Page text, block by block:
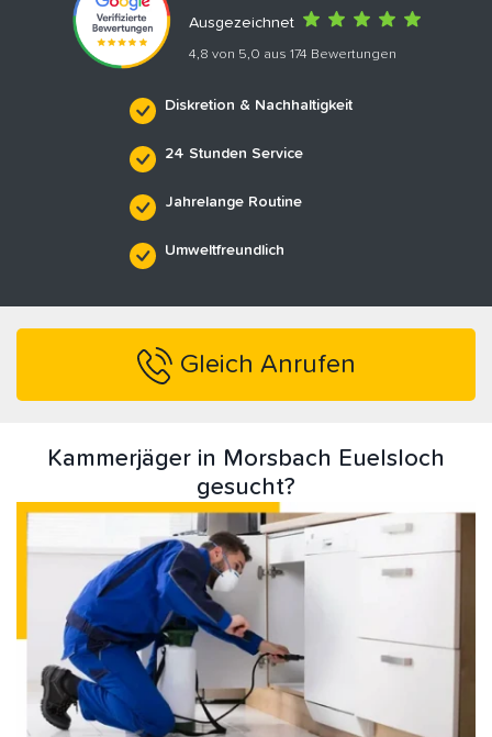
Ausgezeichnet
4,8 von 5,0 aus 174 Bewertungen
Diskretion & Nachhaltigkeit
24 Stunden Service
Jahrelange Routine
Umweltfreundlich
Gleich Anrufen
Kammerjäger in Morsbach Euelsloch
gesucht?